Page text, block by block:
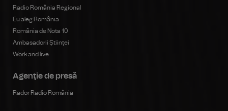
Radio România Regional
Eu aleg România
România de Nota 10
Ambasadorii Științei
Work and live
Agenţie de presă
Rador Radio România